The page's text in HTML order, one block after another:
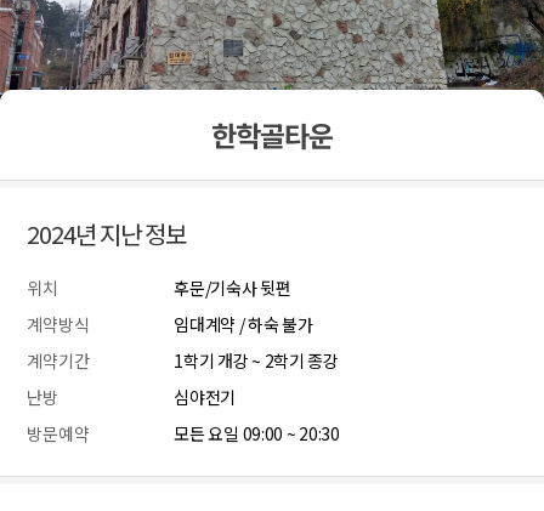
한학골타운
2024년 지난 정보
위치
후문/기숙사 뒷편
계약방식
임대계약 / 하숙 불가
계약기간
1학기 개강 ~ 2학기 종강
난방
심야전기
방문예약
모든 요일 09:00 ~ 20:30